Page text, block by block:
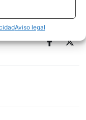
Aviso legal